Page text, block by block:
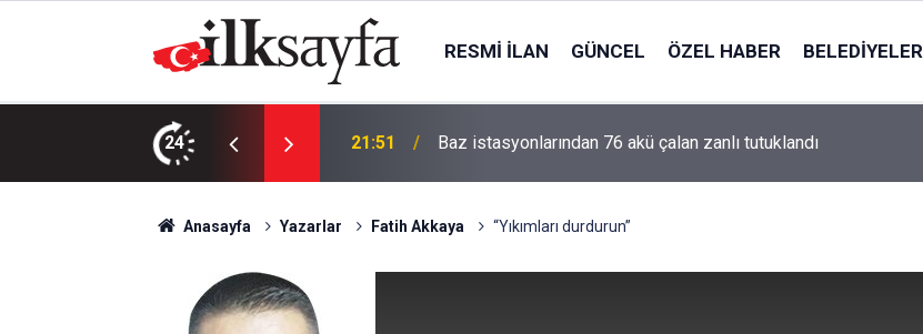
RESMI İLAN GÜNCEL ÖZEL HABER BELEDIYELER
24 21:31 FETÖ/PDY hükümlüsü ihraç albay yakalandı
Anasayfa Yazarlar Fatih Akkaya “Yıkımları durdurun”